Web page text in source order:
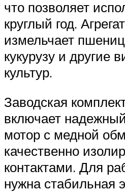
что позволяет
круглый год.
измельчает
кукурузу и другие
культур.
Заводская
включает
мотор с медной
качественно
контактами. Для
нужна стабильная